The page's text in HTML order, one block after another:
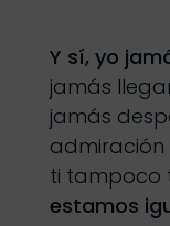
Y sí, yo
jamás
jamás
admiración
ti tampoco
estamos